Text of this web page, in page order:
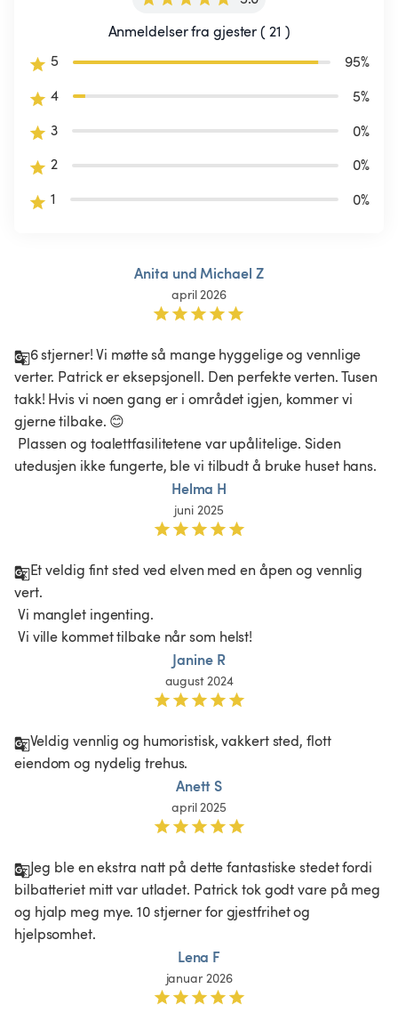
Anmeldelser fra gjester ( 21 )
5
95%
4
5%
3
0%
2
0%
1
0%
Anita und Michael Z
april 2026
6 stjerner! Vi møtte så mange hyggelige og vennlige
verter. Patrick er eksepsjonell. Den perfekte verten. Tusen
takk! Hvis vi noen gang er i området igjen, kommer vi
gjerne tilbake. 😊
utedusjen ikke fungerte, ble vi tilbudt å bruke huset hans.
Helma H
juni 2025
Et veldig fint sted ved elven med en åpen og vennlig
vert.
Vi ville kommet tilbake når som helst!
Janine R
august 2024
Veldig vennlig og humoristisk, vakkert sted, flott
eiendom og nydelig trehus.
Anett S
april 2025
Jeg ble en ekstra natt på dette fantastiske stedet fordi
bilbatteriet mitt var utladet. Patrick tok godt vare på meg
og hjalp meg mye. 10 stjerner for gjestfrihet og
hjelpsomhet.
Lena F
januar 2026